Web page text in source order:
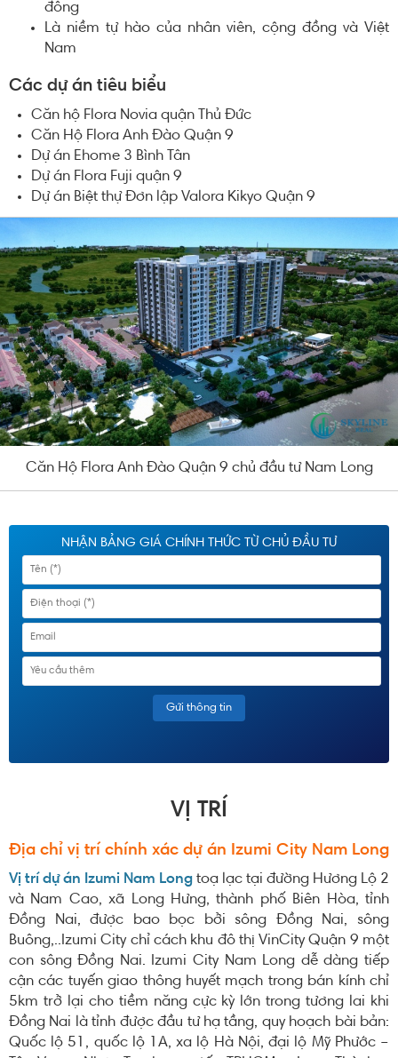
đông
Là niềm tự hào của nhân viên, cộng đồng và Việt
Nam
Các dự án tiêu biểu
Căn hộ Flora Novia quận Thủ Đức
Căn Hộ Flora Anh Đào Quận 9
Dự án Ehome 3 Bình Tân
Dự án Flora Fuji quận 9
Dự án Biệt thự Đơn lập Valora Kikyo Quận 9
Căn Hộ Flora Anh Đào Quận 9 chủ đầu tư Nam Long
NHẬN BẢNG GIÁ CHÍNH THỨC TỪ CHỦ ĐẦU TƯ
VỊ TRÍ
Địa chỉ vị trí chính xác dự án Izumi City Nam Long
Vị trí dự án Izumi Nam Long toạ lạc tại đường Hương Lộ 2
và Nam Cao, xã Long Hưng, thành phố Biên Hòa, tỉnh
Đồng Nai, được bao bọc bởi sông Đồng Nai, sông
Buông,..Izumi City chỉ cách khu đô thị VinCity Quận 9 một
con sông Đồng Nai. Izumi City Nam Long dễ dàng tiếp
cận các tuyến giao thông huyết mạch trong bán kính chỉ
5km trở lại cho tiềm năng cực kỳ lớn trong tương lai khi
Đồng Nai là tỉnh được đầu tư hạ tầng, quy hoạch bài bản:
Quốc lộ 51, quốc lộ 1A, xa lộ Hà Nội, đại lộ Mỹ Phước –